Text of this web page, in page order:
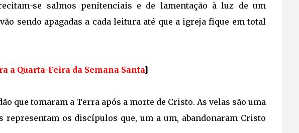
se salmos penitenciais e de lamentação à luz de um
sendo apagadas a cada leitura até que a igreja fique em total
a Quarta-Feira da Semana Santa]
que tomaram a Terra após a morte de Cristo. As velas são uma
representam os discípulos que, um a um, abandonaram Cristo